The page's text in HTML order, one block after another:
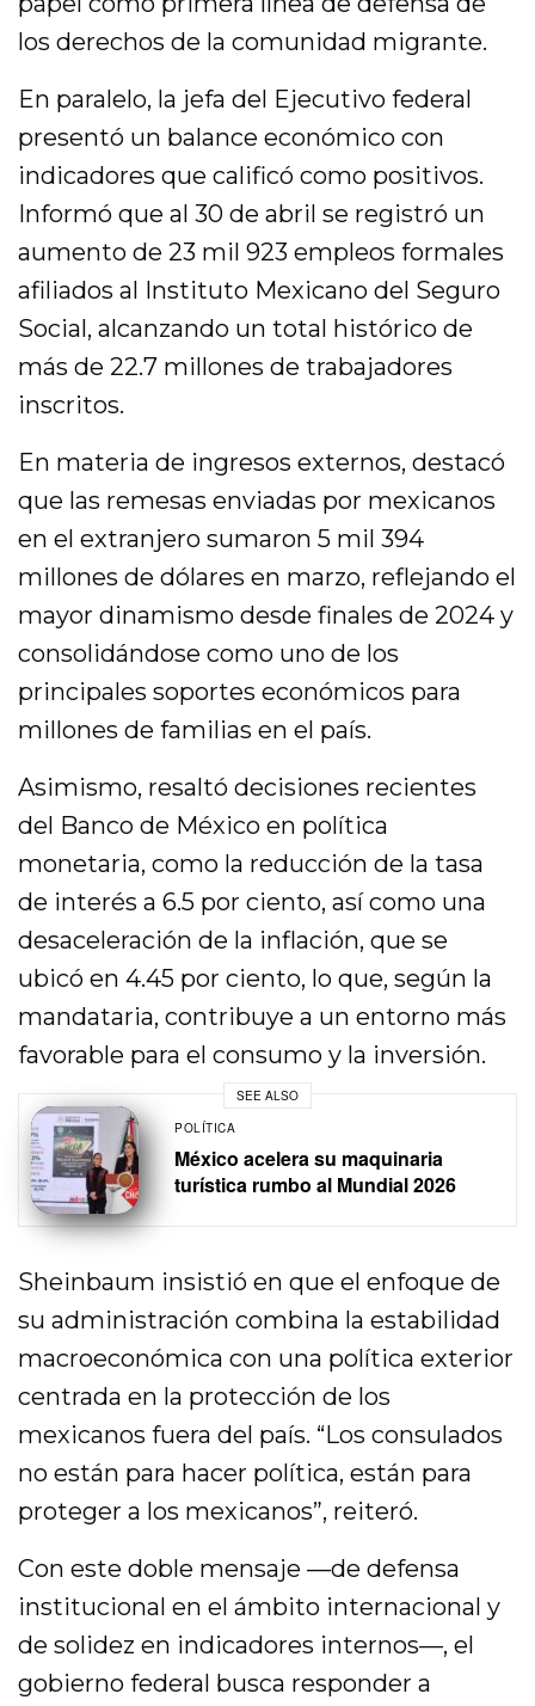
los derechos de la comunidad migrante.
En paralelo, la jefa del Ejecutivo federal
presentó un balance económico con
indicadores que calificó como positivos.
Informó que al 30 de abril se registró un
aumento de 23 mil 923 empleos formales
afiliados al Instituto Mexicano del Seguro
Social, alcanzando un total histórico de
más de 22.7 millones de trabajadores
inscritos.
En materia de ingresos externos, destacó
que las remesas enviadas por mexicanos
en el extranjero sumaron 5 mil 394
millones de dólares en marzo, reflejando el
mayor dinamismo desde finales de 2024 y
consolidándose como uno de los
principales soportes económicos para
millones de familias en el país.
Asimismo, resaltó decisiones recientes
del Banco de México en política
monetaria, como la reducción de la tasa
de interés a 6.5 por ciento, así como una
desaceleración de la inflación, que se
ubicó en 4.45 por ciento, lo que, según la
mandataria, contribuye a un entorno más
favorable para el consumo y la inversión.
SEE ALSO
POLÍTICA
México acelera su maquinaria
turística rumbo al Mundial 2026
Sheinbaum insistió en que el enfoque de
su administración combina la estabilidad
macroeconómica con una política exterior
centrada en la protección de los
mexicanos fuera del país. “Los consulados
no están para hacer política, están para
proteger a los mexicanos”, reiteró.
Con este doble mensaje —de defensa
institucional en el ámbito internacional y
de solidez en indicadores internos—, el
gobierno federal busca responder a